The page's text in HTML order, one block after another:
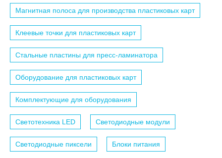
Магнитная полоса для производства пластиковых карт
Клеевые точки для пластиковых карт
Стальные пластины для пресс-ламинатора
Оборудование для пластиковых карт
Комплектующие для оборудования
Светотехника LED Светодиодные модули
Светодиодные пиксели Блоки питания